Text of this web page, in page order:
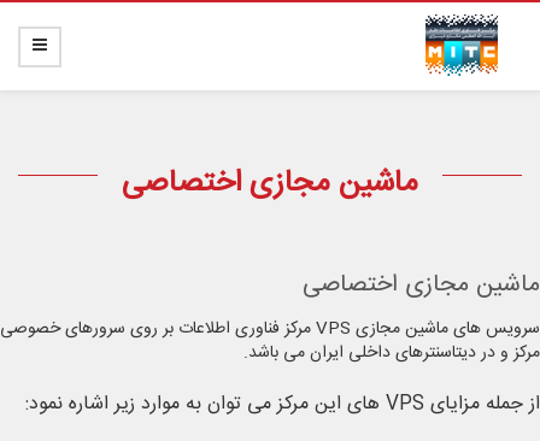
ماشین مجازی اختصاصی
ماشین مجازی اختصاصی
سرویس های ماشین مجازی VPS مرکز فناوری اطلاعات بر روی سرورهای خصوصی
مرکز و در دیتاسنترهای داخلی ایران می باشد.
از جمله مزایای VPS های این مرکز می توان به موارد زیر اشاره نمود: